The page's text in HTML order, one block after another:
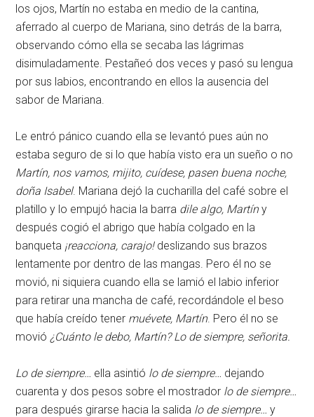
los ojos, Martín no estaba en medio de la cantina,
aferrado al cuerpo de Mariana, sino detrás de la barra,
observando cómo ella se secaba las lágrimas
disimuladamente. Pestañeó dos veces y pasó su lengua
por sus labios, encontrando en ellos la ausencia del
sabor de Mariana.
Le entró pánico cuando ella se levantó pues aún no
estaba seguro de si lo que había visto era un sueño o no
Martín, nos vamos, mijito, cuídese, pasen buena noche,
doña Isabel. Mariana dejó la cucharilla del café sobre el
platillo y lo empujó hacia la barra dile algo, Martíny
después cogió el abrigo que había colgado en la
banqueta ¡reacciona, carajo! deslizando sus brazos
lentamente por dentro de las mangas. Pero él no se
movió, ni siquiera cuando ella se lamió el labio inferior
para retirar una mancha de café, recordándole el beso
que había creído tener muévete, Martín. Pero él no se
movió ¿Cuánto le debo, Martín? Lo de siempre, señorita.
Lo de siempre… ella asintió lo de siempre… dejando
cuarenta y dos pesos sobre el mostrador lo de siempre…
para después girarse hacia la salida lo de siempre…y